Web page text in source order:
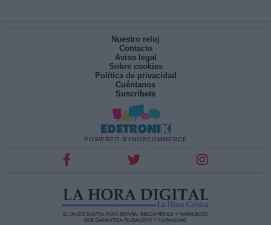
Nuestro reloj
Contacto
Aviso legal
Sobre cookies
Política de privacidad
Cuéntanos
Suscríbete
POWERED BY NOPCOMMERCE